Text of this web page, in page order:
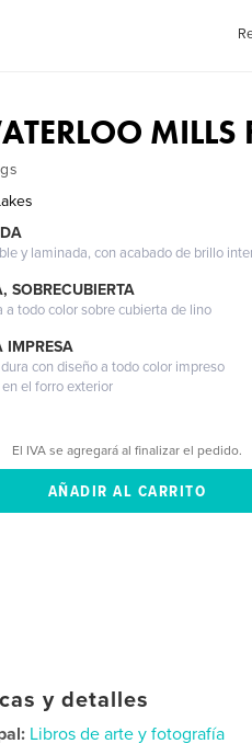
MILLS
y laminada, con acabado de brillo
SOBRECUBIERTA
a todo color sobre cubierta de lino
IMPRESA
con diseño a todo color impreso
el forro exterior
El IVA se agregará al finalizar el pedido.
y detalles
Libros de arte y fotografía